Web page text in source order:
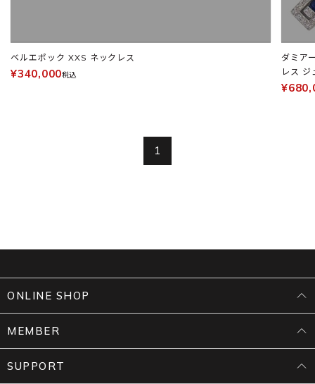
ベルエポック XXS ネックレス
¥340,000税込
ダミアーニ
レス ジ
1
ONLINE SHOP
MEMBER
SUPPORT